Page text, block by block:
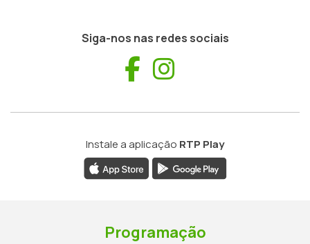
Siga-nos nas redes sociais
Facebook
Instale a aplicação RTP Play
Programação